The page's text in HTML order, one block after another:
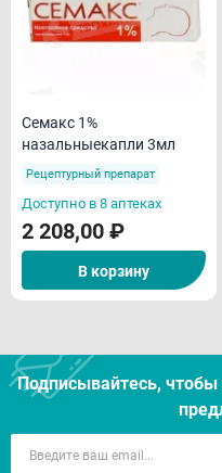
Семакс 1%
назальныекапли 3мл
Рецептурный препарат
Доступно в 8 аптеках
2 208,00 ₽
В корзину
Подписывайтесь,